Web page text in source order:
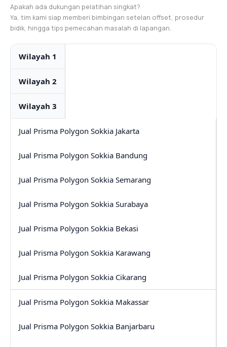
Apakah ada dukungan pelatihan singkat?
Ya, tim kami siap memberi bimbingan setelan offset, prosedur
bidik, hingga tips pemecahan masalah di lapangan.
Wilayah 1
Wilayah 2
Wilayah 3
Jual Prisma Polygon Sokkia Jakarta
Jual Prisma Polygon Sokkia Bandung
Jual Prisma Polygon Sokkia Semarang
Jual Prisma Polygon Sokkia Surabaya
Jual Prisma Polygon Sokkia Bekasi
Jual Prisma Polygon Sokkia Karawang
Jual Prisma Polygon Sokkia Cikarang
Jual Prisma Polygon Sokkia Makassar
Jual Prisma Polygon Sokkia Banjarbaru